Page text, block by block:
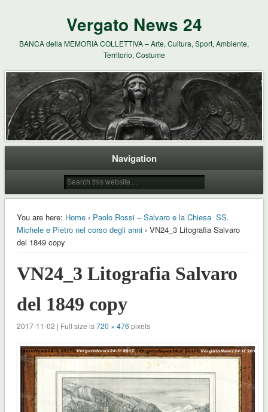
Vergato News 24
BANCA della MEMORIA COLLETTIVA – Arte, Cultura, Sport, Ambiente,
Territorio, Costume
Navigation
You are here: Home› Paolo Rossi – Salvaro e la Chiesa SS.
Michele e Pietro nel corso degli anni› VN24_3 Litografia Salvaro
del 1849 copy
VN24_3 Litografia Salvaro
del 1849 copy
2017-11-02 | Full size is720 × 476 pixels